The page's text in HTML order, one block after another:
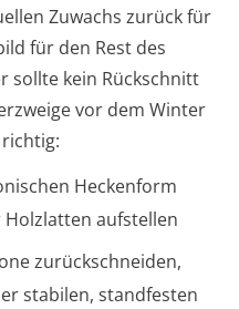
Zuwachs zurück für
für den Rest des
sollte kein Rückschnitt
vor dem Winter
Heckenform
aufstellen
zurückschneiden,
stabilen, standfesten